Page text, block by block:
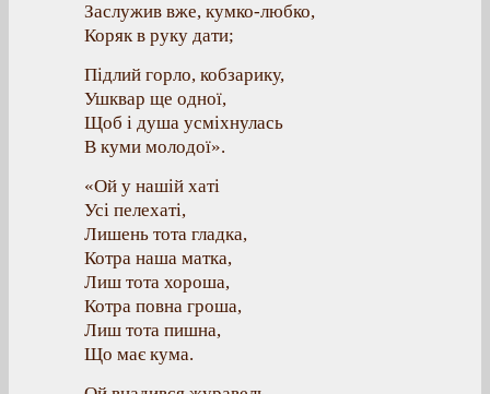
Заслужив вже, кумко-любко,
Коряк в руку дати;
Підлий горло, кобзарику,
Ушквар ще одної,
Щоб і душа усміхнулась
В куми молодої».
«Ой у нашій хаті
Усі пелехаті,
Лишень тота гладка,
Котра наша матка,
Лиш тота хороша,
Котра повна гроша,
Лиш тота пишна,
Що має кума.